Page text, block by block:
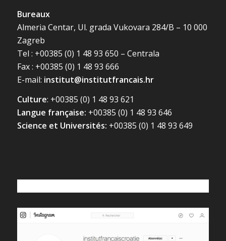
Bureaux
Almeria Centar, Ul. grada Vukovara 284/B – 10 000
Zagreb
Tel : +00385 (0) 1 48 93 650 – Centrala
Fax : +00385 (0) 1 48 93 666
E-mail: institut@institutfrancais.hr
Culture: +00385 (0) 1 48 93 621
Langue française: +00385 (0) 1 48 93 646
Science et Universités: +00385 (0) 1 48 93 649